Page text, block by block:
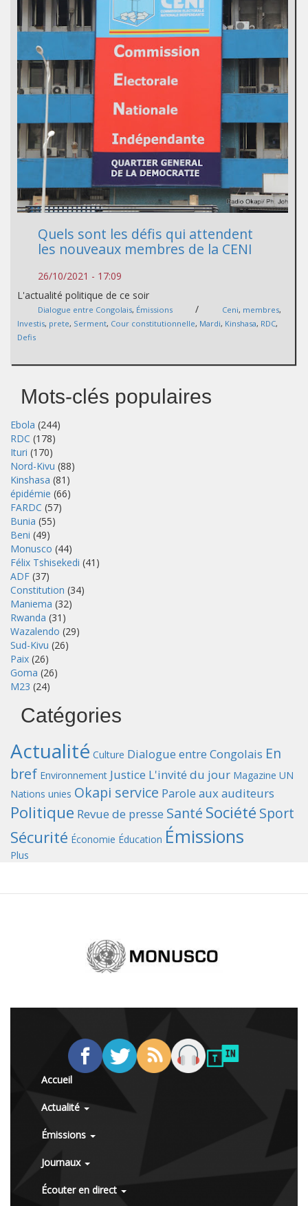
Quels sont les défis qui attendent
les nouveaux membres de la CENI
26/10/2021 - 17:09
L'actualité politique de ce soir
Dialogue entre Congolais, Émissions / Ceni, membres,
Investis, prete, Serment, Cour constitutionnelle, Mardi, Kinshasa, RDC,
Defis
Mots-clés populaires
Ebola (244)
RDC (178)
Ituri (170)
Nord-Kivu (88)
Kinshasa (81)
épidémie (66)
FARDC (57)
Bunia (55)
Beni (49)
Monusco (44)
Félix Tshisekedi (41)
ADF (37)
Constitution (34)
Maniema (32)
Rwanda (31)
Wazalendo (29)
Sud-Kivu (26)
Paix (26)
Goma (26)
M23 (24)
Catégories
Actualité Culture Dialogue entre Congolais En
bref Environnement Justice L'invité du jour Magazine UN
Nations unies Okapi service Parole aux auditeurs
Politique Revue de presse Santé Société Sport
Sécurité Économie Éducation Émissions
Plus
Accueil
Actualité
Émissions
Journaux
Écouter en direct